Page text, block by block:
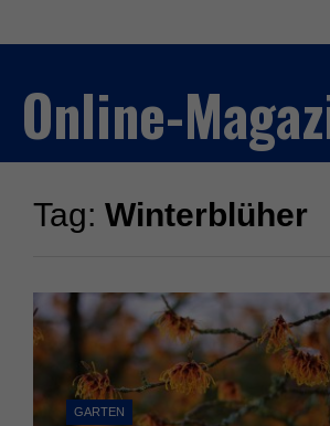
Online-
Tag: Winterblüher
GARTEN